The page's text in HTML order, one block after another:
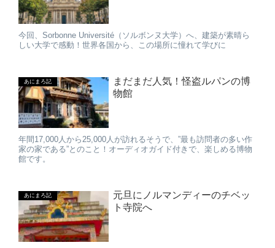
今回、Sorbonne Université（ソルボンヌ大学）へ、建築が素晴ら
しい大学で感動！世界各国から、この場所に憧れて学びに
あにまろ記
まだまだ人気！怪盗ルパンの博
物館
年間17,000人から25,000人が訪れるそうで、”最も訪問者の多い作
家の家である”とのこと！オーディオガイド付きで、楽しめる博物
館です。
あにまろ記
元旦にノルマンディーのチベッ
ト寺院へ